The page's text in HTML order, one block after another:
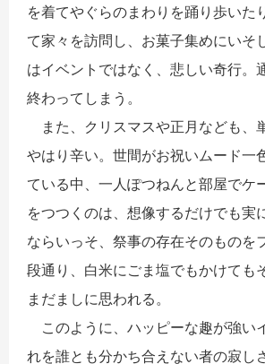
を着てやぐらのまわりを踊り歩いた
て家々を訪問し、お菓子集めにいそ
はイベントではなく、悲しい奇行。
終わってしまう。
また、クリスマスや正月なども、
やはり辛い。世間がお祝いムード一
ている中、一人ぽつねんと部屋でケ
をつつくのは、想像するだけでも実
ならいっそ、祭事の存在そのものを
段通り、白米にごま塩でもかけても
まだましに思われる。
このように、ハッピーな趣が強い
れを誰とも分かち合えない者の寂し